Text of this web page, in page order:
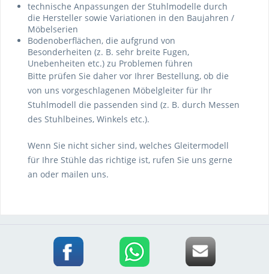
technische Anpassungen der Stuhlmodelle durch
die Hersteller sowie Variationen in den Baujahren /
Möbelserien
Bodenoberflächen, die aufgrund von
Besonderheiten (z. B. sehr breite Fugen,
Unebenheiten etc.) zu Problemen führen
Bitte prüfen Sie daher vor Ihrer Bestellung, ob die
von uns vorgeschlagenen Möbelgleiter für Ihr
Stuhlmodell die passenden sind (z. B. durch Messen
des Stuhlbeines, Winkels etc.).
Wenn Sie nicht sicher sind, welches Gleitermodell
für Ihre Stühle das richtige ist, rufen Sie uns gerne
an oder mailen uns.